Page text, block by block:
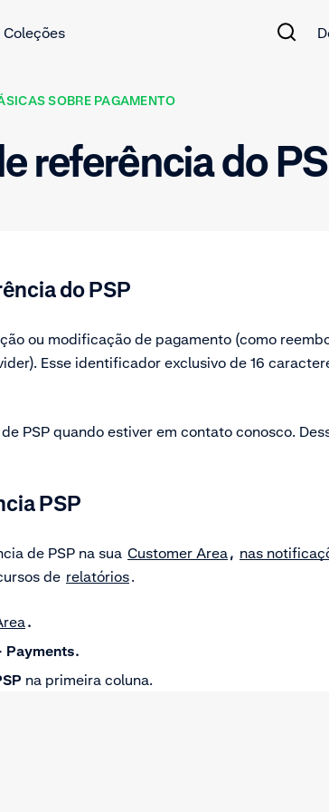
Coleções
SOBRE PAGAMENTO
referência do
do PSP
ou modificação de pagamento (como
Esse identificador exclusivo de 16
PSP quando estiver em contato conosco.
PSP
de PSP na sua Customer Area, nas
de relatórios.
.
Payments.
na primeira coluna.